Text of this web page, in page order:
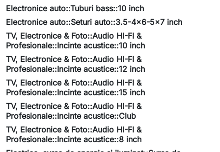
Electronice auto::Tuburi bass::10 inch
Electronice auto::Seturi auto::3.5-4x6-5x7 inch
TV, Electronice & Foto::Audio HI-FI &
Profesionale::Incinte acustice::10 inch
TV, Electronice & Foto::Audio HI-FI &
Profesionale::Incinte acustice::12 inch
TV, Electronice & Foto::Audio HI-FI &
Profesionale::Incinte acustice::15 inch
TV, Electronice & Foto::Audio HI-FI &
Profesionale::Incinte acustice::Club
TV, Electronice & Foto::Audio HI-FI &
Profesionale::Incinte acustice::8 inch